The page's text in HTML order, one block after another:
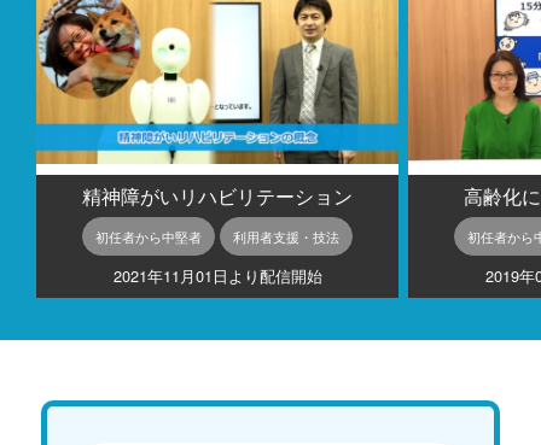
精神障がいリハビリテーション
初任者から中堅者 利用者支援・技法
2021年11月01日より配信開始
高齢化
初任者から
2019年